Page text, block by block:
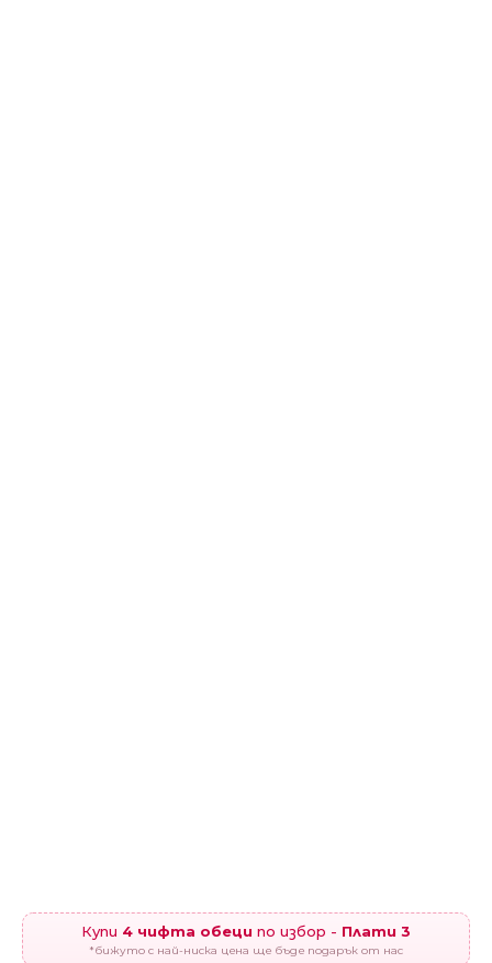
Купи 4 чифта обеци по избор - Плати 3
*бижуто с най-ниска цена ще бъде подарък от нас